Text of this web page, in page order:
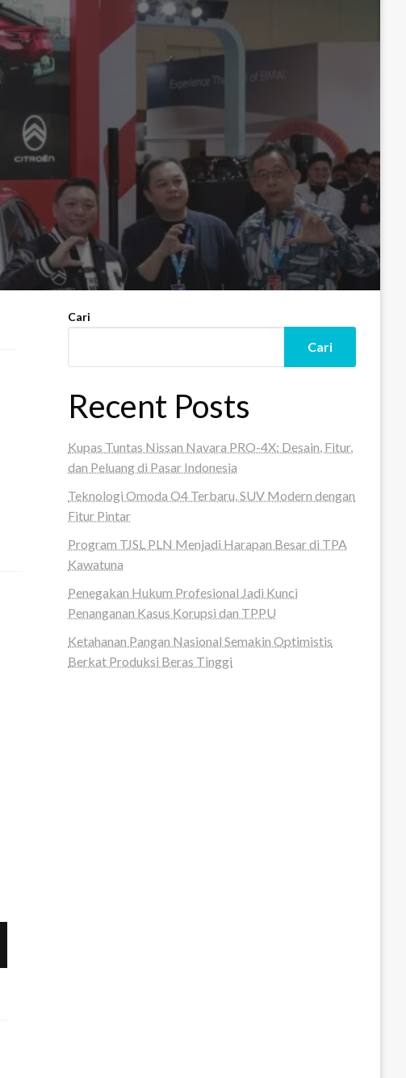
Cari
Cari
Recent Posts
Kupas Tuntas Nissan Navara PRO-4X: Desain, Fitur,
dan Peluang di Pasar Indonesia
Teknologi Omoda O4 Terbaru, SUV Modern dengan
Fitur Pintar
Program TJSL PLN Menjadi Harapan Besar di TPA
Kawatuna
Penegakan Hukum Profesional Jadi Kunci
Penanganan Kasus Korupsi dan TPPU
Ketahanan Pangan Nasional Semakin Optimistis
Berkat Produksi Beras Tinggi